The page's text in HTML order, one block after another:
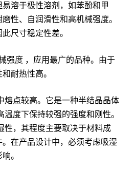
溶于极性溶剂，如苯酚和甲
性、自润滑性和高机械强度。
尺寸稳定性差。
强度 ，应用最广的品种。由于
耐热性高。
熔点较高。它是一种半结晶晶体
温度下保持较强的强度和刚性。
性，其程度主要取决于材料成
在产品设计中，必须考虑吸湿
。